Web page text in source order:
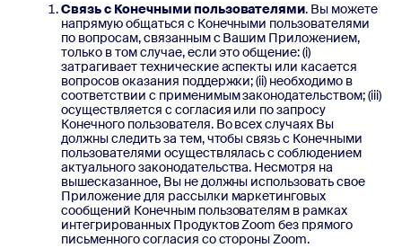
Связь с Конечными пользователями. Вы можете
напрямую общаться с Конечными пользователями
по вопросам, связанным с Вашим Приложением,
только в том случае, если это общение: (i)
затрагивает технические аспекты или касается
вопросов оказания поддержки; (ii) необходимо в
соответствии с применимым законодательством; (iii)
осуществляется с согласия или по запросу
Конечного пользователя. Во всех случаях Вы
должны следить за тем, чтобы связь с Конечными
пользователями осуществлялась с соблюдением
актуального законодательства. Несмотря на
вышесказанное, Вы не должны использовать свое
Приложение для рассылки маркетинговых
сообщений Конечным пользователям в рамках
интегрированных Продуктов Zoom без прямого
письменного согласия со стороны Zoom.